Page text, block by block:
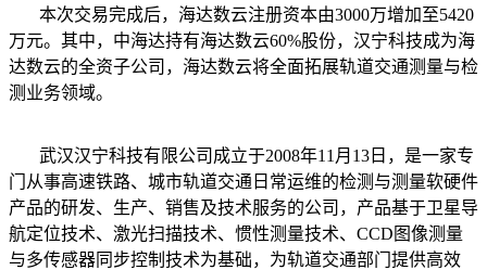
本次交易完成后，海达数云注册资本由3000万增加至5420
万元。其中，中海达持有海达数云60%股份，汉宁科技成为海
达数云的全资子公司，海达数云将全面拓展轨道交通测量与检
测业务领域。
武汉汉宁科技有限公司成立于2008年11月13日，是一家专
门从事高速铁路、城市轨道交通日常运维的检测与测量软硬件
产品的研发、生产、销售及技术服务的公司，产品基于卫星导
航定位技术、激光扫描技术、惯性测量技术、CCD图像测量
与多传感器同步控制技术为基础，为轨道交通部门提供高效